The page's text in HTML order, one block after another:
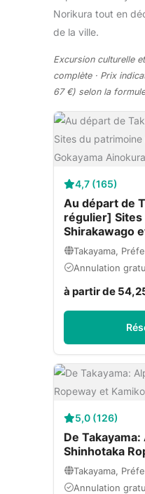
Norikura tout en
de la ville.
Excursion culturelle
complète · Prix
67 €) selon la formule
4,7 (165)
Au départ de
régulier] Sites
Shirakawago
Takayama,
Annulation
à partir de
5,0 (126)
De
Shinhotaka
Takayama,
Annulation